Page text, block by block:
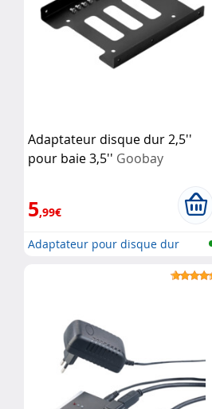
Adaptateur disque dur 2,5''
pour baie 3,5'' Goobay
5,99€
Adaptateur pour disque dur